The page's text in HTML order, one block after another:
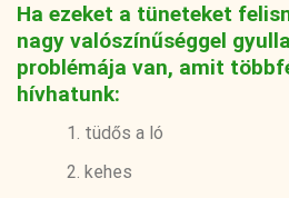
Ha ezeket a tüneteket
nagy valószínűséggel
problémája van, amit
hívhatunk:
tüdős a ló
kehes